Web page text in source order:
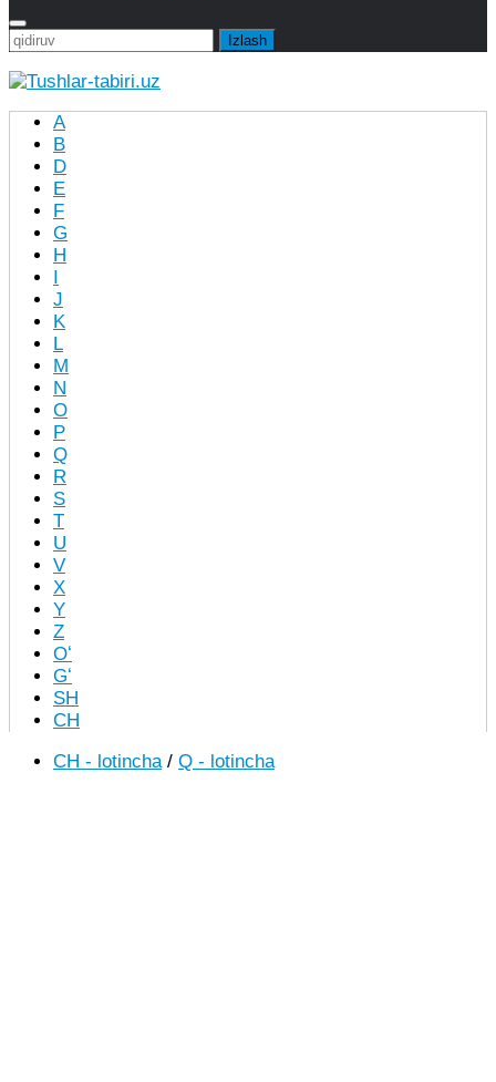
Qidirshish:
A
B
D
E
F
G
H
I
J
K
L
M
N
O
P
Q
R
S
T
U
V
X
Y
Z
Oʻ
Gʻ
SH
CH
CH - lotincha / Q - lotincha